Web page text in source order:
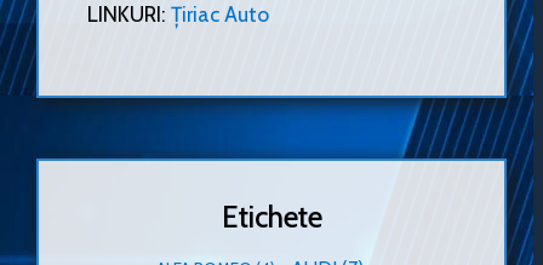
LINKURI: Țiriac Auto
Etichete